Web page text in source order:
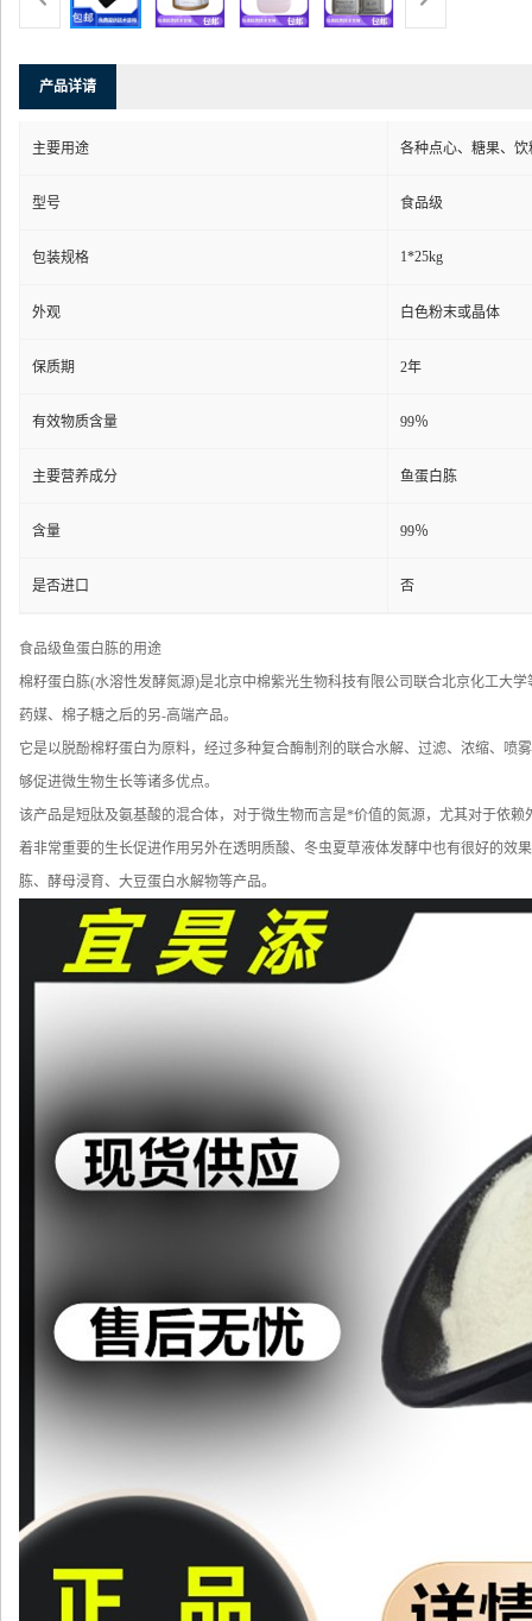
产品详请
主要用途 各种点心、糖果、
型号 食品级
包装规格 1*25kg
外观 白色粉末或晶体
保质期 2年
有效物质含量 99％
主要营养成分 鱼蛋白胨
含量 99％
是否进口 否
食品级鱼蛋白胨的用途
棉籽蛋白胨(水溶性发酵氮源)是北京中棉紫光生物科技有限公司联合北京化工大
药媒、棉子糖之后的另-高端产品。
它是以脱酚棉籽蛋白为原料，经过多种复合酶制剂的联合水解、过滤、浓缩、喷
够促进微生物生长等诸多优点。
该产品是短肽及氨基酸的混合体，对于微生物而言是*价值的氮源，尤其对于依
着非常重要的生长促进作用另外在透明质酸、冬虫夏草液体发酵中也有很好的效
胨、酵母浸育、大豆蛋白水解物等产品。